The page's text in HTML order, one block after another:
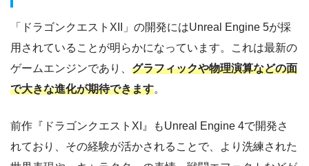
「ドラゴンクエストXII」の開発にはUnreal Engine 5が採
用されていることが明らかになっています。これは最新の
ゲームエンジンであり、 グラフィックや物理演算などの面
で大きな進化が期待できます。
前作『ドラゴンクエストXI』もUnreal Engine 4で開発さ
れており、その経験が活かされることで、より洗練された